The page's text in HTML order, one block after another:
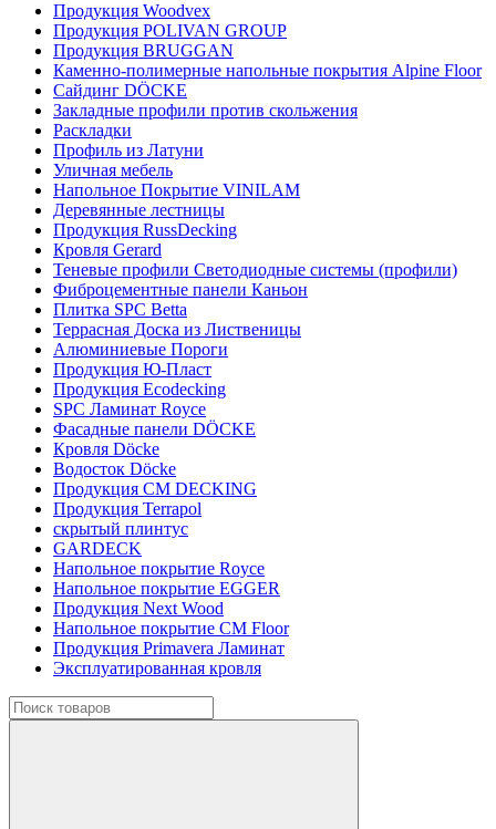
Продукция Woodvex
Продукция POLIVAN GROUP
Продукция BRUGGAN
Каменно-полимерные напольные покрытия Alpine Floor
Сайдинг DÖCKE
Закладные профили против скольжения
Раскладки
Профиль из Латуни
Уличная мебель
Напольное Покрытие VINILAM
Деревянные лестницы
Продукция RussDecking
Кровля Gerard
Теневые профили Светодиодные системы (профили)
Фиброцементные панели Каньон
Плитка SPC Betta
Террасная Доска из Лиственицы
Алюминиевые Пороги
Продукция Ю-Пласт
Продукция Ecodecking
SPC Ламинат Royce
Фасадные панели DÖCKE
Кровля Döcke
Водосток Döcke
Продукция CM DECKING
Продукция Terrapol
скрытый плинтус
GARDECK
Напольное покрытие Royce
Напольное покрытие EGGER
Продукция Next Wood
Напольное покрытие CM Floor
Продукция Primavera Ламинат
Эксплуатированная кровля